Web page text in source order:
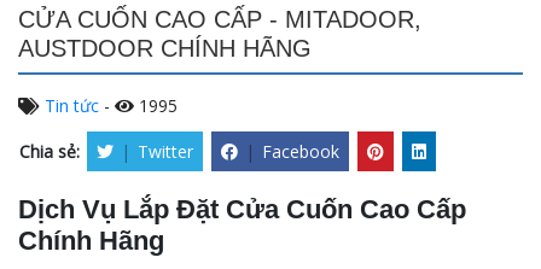
CỬA CUỐN CAO CẤP - MITADOOR,
AUSTDOOR CHÍNH HÃNG
Tin tức -
1995
Chia sẻ:
| Twitter | Facebook
Dịch Vụ Lắp Đặt Cửa Cuốn Cao Cấp
Chính Hãng